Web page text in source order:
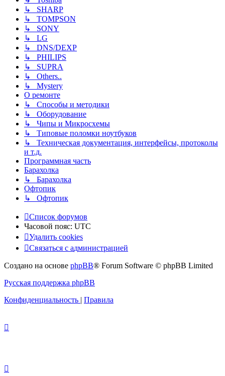
↳ SHARP
↳ TOMPSON
↳ SONY
↳ LG
↳ DNS/DEXP
↳ PHILIPS
↳ SUPRA
↳ Others..
↳ Mystery
О ремонте
↳ Способы и методики
↳ Оборудование
↳ Чипы и Микросхемы
↳ Типовые поломки ноутбуков
↳ Техническая документация, интерфейсы, протоколы
и т.д.
Программная часть
Барахолка
↳ Барахолка
Офтопик
↳ Офтопик
Список форумов
Часовой пояс: UTC
Удалить cookies
Связаться
администрацией
Связаться с администрацией
Создано на основе phpBB® Forum Software © phpBB Limited
Русская поддержка phpBB
Конфиденциальность | Правила